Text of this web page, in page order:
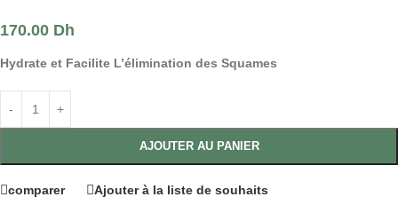
170.00 Dh
Hydrate et Facilite L’élimination des Squames
AJOUTER AU PANIER
comparer Ajouter à la liste de souhaits